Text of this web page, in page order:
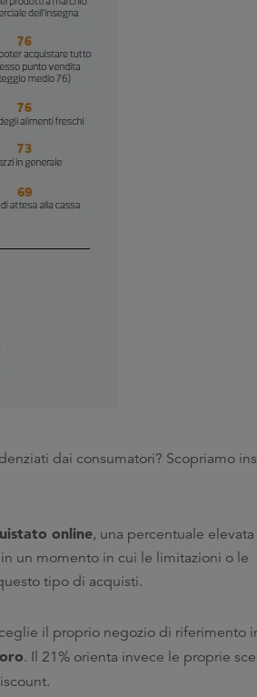
dai consumatori? Scopriamo
online, una percentuale
un momento in cui le limitazioni o le
tipo di acquisti.
il proprio negozio di riferimento
. Il 21% orienta invece le proprie